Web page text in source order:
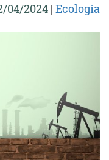
04/2024 | Ecología